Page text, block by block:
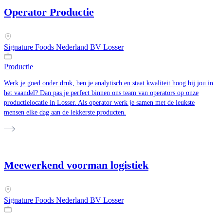
Operator Productie
Signature Foods Nederland BV Losser
Productie
Werk je goed onder druk, ben je analytisch en staat kwaliteit hoog bij jou in
het vaandel? Dan pas je perfect binnen ons team van operators op onze
productielocatie in Losser. Als operator werk je samen met de leukste
mensen elke dag aan de lekkerste producten.
Meewerkend voorman logistiek
Signature Foods Nederland BV Losser